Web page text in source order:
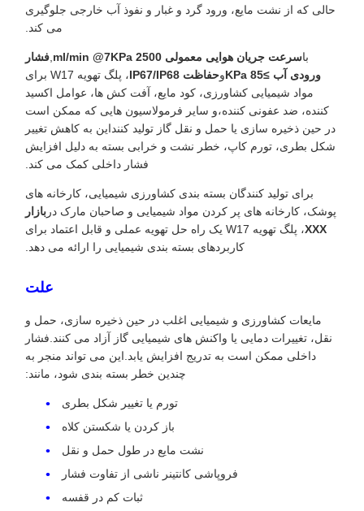
حالی که از نشت مایع، ورود گرد و غبار و نفوذ آب خارجی جلوگیری
می کند.
باسرعت جریان هوایی معمولی 2500 ml/min @7KPa ,فشار
ورودی آب ≥85 KPa
وحفاظت IP67/IP68
، پلگ تهویه W17 برای
مواد شیمیایی کشاورزی، کود مایع، آفت کش ها، عوامل اکسید
کننده، ضد عفونی کننده،و سایر فرمولاسیون هایی که ممکن است
در حین ذخیره سازی یا حمل و نقل گاز تولید کننداین به کاهش تغییر
شکل بطری، تورم کاپ، خطر نشت و خرابی بسته به دلیل افزایش
فشار داخلی کمک می کند.
برای تولید کنندگان بسته بندی کشاورزی شیمیایی، کارخانه های
پوشک، کارخانه های پر کردن مواد شیمیایی و صاحبان مارک در بازار
XXX
، پلگ تهویه W17 یک راه حل تهویه عملی و قابل اعتماد برای
کاربردهای بسته بندی شیمیایی را ارائه می دهد.
علت
مایعات کشاورزی و شیمیایی اغلب در حین ذخیره سازی، حمل و
نقل، تغییرات دمایی یا واکنش های شیمیایی گاز آزاد می کنند.فشار
داخلی ممکن است به تدریج افزایش یابد.این می تواند منجر به
چندین خطر بسته بندی شود، مانند:
تورم یا تغییر شکل بطری
باز کردن یا شکستن کلاه
نشت مایع در طول حمل و نقل
فروپاشی کانتینر ناشی از تفاوت فشار
ثبات کم در قفسه